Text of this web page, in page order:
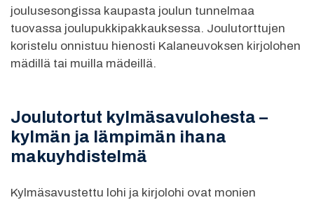
joulusesongissa kaupasta joulun tunnelmaa
tuovassa joulupukkipakkauksessa. Joulutorttujen
koristelu onnistuu hienosti Kalaneuvoksen kirjolohen
mädillä tai muilla mädeillä.
Joulutortut kylmäsavulohesta –
kylmän ja lämpimän ihana
makuyhdistelmä
Kylmäsavustettu lohi ja kirjolohi ovat monien